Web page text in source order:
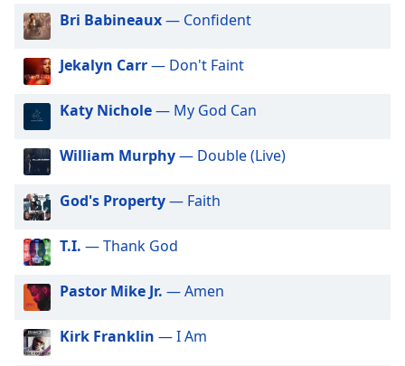
Audio
Picture-
in-
Picture
This
modal
window.
dialog
window.
Escape
Bri Babineaux— Confident
Jekalyn Carr— Don't Faint
Katy Nichole— My God Can
William Murphy— Double (Live)
God's Property— Faith
T.I. — Thank God
Pastor Mike Jr. — Amen
Kirk Franklin — I Am